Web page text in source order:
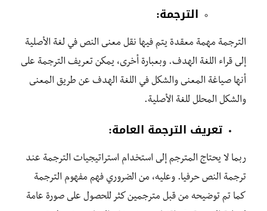
الترجمة:
الترجمة مهمة معقدة يتم فيها نقل معنى النص في لغة الأصلية
إلى قراء اللغة الهدف. وبعبارة أخرى، يمكن تعريف الترجمة على
أنها صياغة المعنى والشكل في اللغة الهدف عن طريق المعنى
والشكل المحلل للغة الأصلية.
تعريف الترجمة العامة:
ربما لا يحتاج المترجم إلى استخدام استراتيجيات الترجمة عند
ترجمة النص حرفيا. وعليه، من الضروري فهم مفهوم الترجمة
كما تم توضيحه من قبل مترجمين كثر للحصول على صورة عامة